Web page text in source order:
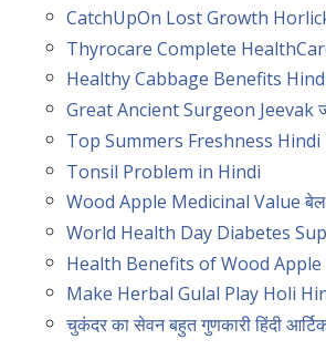
CatchUpOn Lost Growth
Thyrocare Complete
Healthy Cabbage Benefits
Great Ancient Surgeon Jeevak
Top Summers Freshness Hindi
Tonsil Problem in Hindi
Wood Apple Medicinal Value
World Health Day Diabetes
Health Benefits of Wood
Make Herbal Gulal Play Holi
चुकंदर का सेवन बहुत गुणकारी हिंदी